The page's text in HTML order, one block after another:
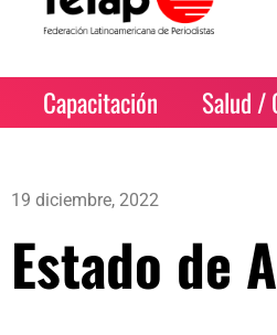
Capacitación Salud /
19 diciembre, 2022
Estado de